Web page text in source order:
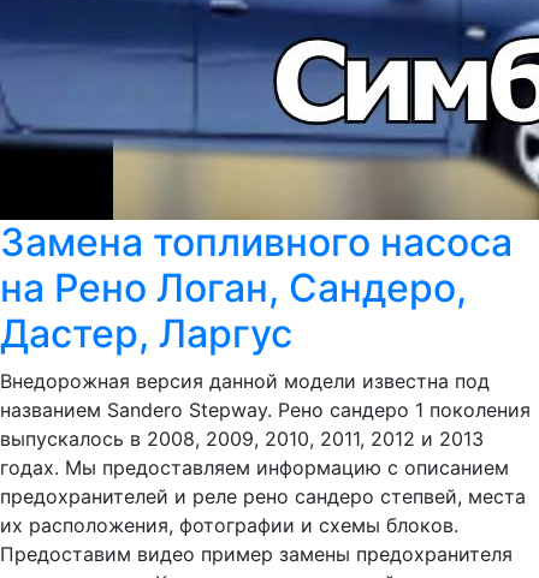
Замена топливного насоса
на Рено Логан, Сандеро,
Дастер, Ларгус
Внедорожная версия данной модели известна под
названием Sandero Stepway. Рено сандеро 1 поколения
выпускалось в 2008, 2009, 2010, 2011, 2012 и 2013
годах. Мы предоставляем информацию с описанием
предохранителей и реле рено сандеро степвей, места
их расположения, фотографии и схемы блоков.
Предоставим видео пример замены предохранителя